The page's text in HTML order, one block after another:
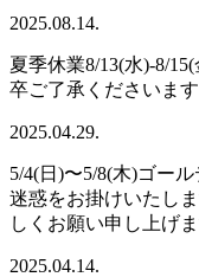
2025.08.14.
夏季休業8/13(水)-8/
卒ご了承くださいま
2025.04.29.
5/4(日)〜5/8(木)ゴー
迷惑をお掛けいたし
しくお願い申し上げま
2025.04.14.